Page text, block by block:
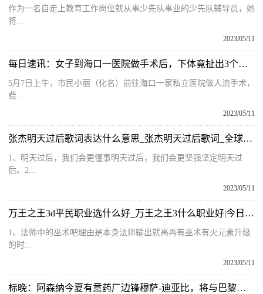
作为一名自走上教育工作岗位就从事少先队事业的少先队辅导员，她
将...
2023/05/11
每日速讯：女子到海口一医院做手术后，下体竟扯出3个棉签头…
5月7日上午，市民小丽（化名）前往海口一家私立医院做人流手术，
费...
2023/05/11
张杰明天过后歌词表达什么意思_张杰明天过后歌词_全球播资讯
1、明天过后，我们会更懂事明天过后，我们会更坚强坚定明天过
后。2...
2023/05/11
万王之王3d平民职业选什么好_万王之王3什么职业好|今日热讯
1、法师中的巫术吧理由是本身法师输出就高再有巫术有火元素升级
的时...
2023/05/11
标晚：阿森纳今夏有意药厂边锋穆萨-迪亚比，将与巴黎竞争 环球观热点